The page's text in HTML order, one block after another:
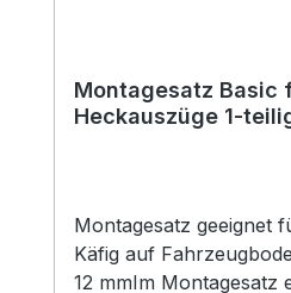
Montagesatz Basic
Heckauszüge 1-
Montagesatz geeignet
Käfig auf
12 mmIm Montagesatz